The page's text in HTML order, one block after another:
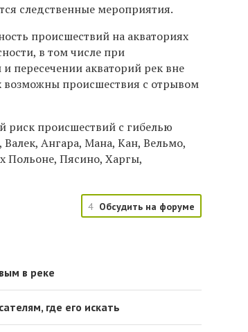
следственные мероприятия.
происшествий на акваториях
в том числе при
пересечении акваторий рек вне
возможны происшествия с отрывом
риск происшествий с гибелью
Ангара, Мана, Кан, Вельмо,
Польоне, Пясино, Харгы,
4 Обсудить на форуме
в реке
где его искать